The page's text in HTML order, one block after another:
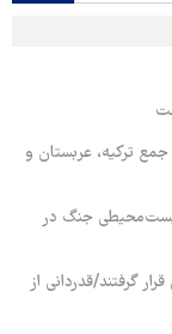
ترکیه، عربستان و
جنگ در
گرفتند/قدردانی از